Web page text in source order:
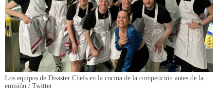
Los equipos de Disaster Chefs en la cocina de la competición antes de la
emisión / Twitter